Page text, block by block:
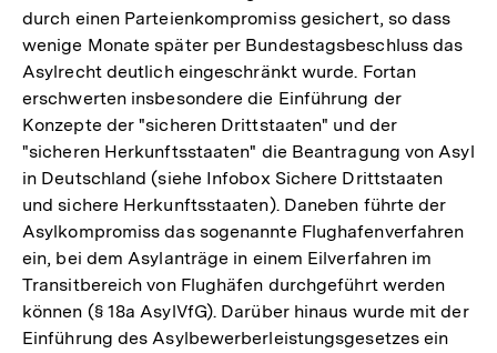
durch einen Parteienkompromiss gesichert, so dass
wenige Monate später per Bundestagsbeschluss das
Asylrecht deutlich eingeschränkt wurde. Fortan
erschwerten insbesondere die Einführung der
Konzepte der "sicheren Drittstaaten" und der
"sicheren Herkunftsstaaten" die Beantragung von Asyl
in Deutschland (siehe Infobox Sichere Drittstaaten
und sichere Herkunftsstaaten). Daneben führte der
Asylkompromiss das sogenannte Flughafenverfahren
ein, bei dem Asylanträge in einem Eilverfahren im
Transitbereich von Flughäfen durchgeführt werden
können (§ 18a AsylVfG). Darüber hinaus wurde mit der
Einführung des Asylbewerberleistungsgesetzes ein